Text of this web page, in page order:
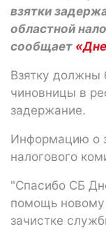
взятки
областной
сообщает
Взятку должны
чиновницы в
задержание.
Информацию о
налогового
"Спасибо СБ
помощь новому
зачистке